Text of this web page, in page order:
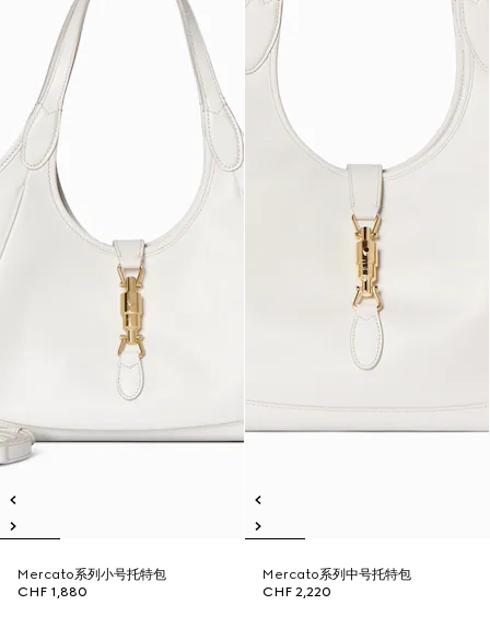
Mercato系列小号托特包
CHF 1,880
Mercato系列中号托特包
CHF 2,220